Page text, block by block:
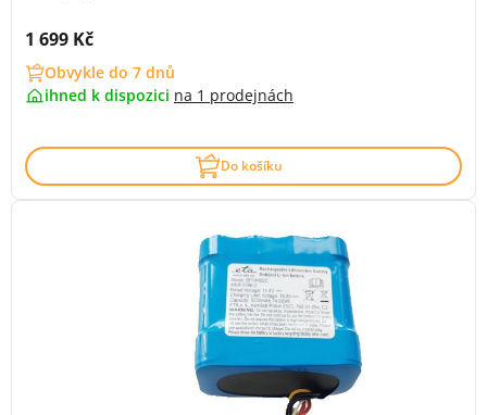
Cena s DPH:
1 699 Kč
Obvykle do 7 dnů
ihned k dispozici na 1 prodejnách
Do košíku